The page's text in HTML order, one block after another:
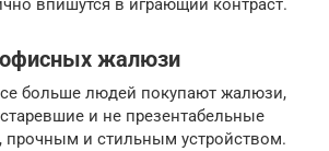
впишутся в играющий контраст.
офисных жалюзи
больше людей покупают жалюзи,
и не презентабельные
прочным и стильным устройством.